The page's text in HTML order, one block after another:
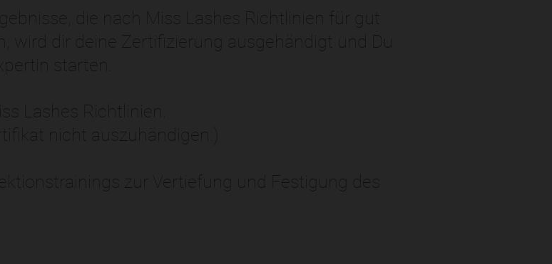
die nach Miss Lashes Richtlinien für gut
wird dir deine Zertifizierung ausgehändigt und Du
starten.
Lashes Richtlinien.
nicht auszuhändigen.)
zur Vertiefung und Festigung des